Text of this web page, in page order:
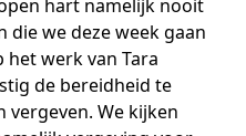
hart namelijk nooit
we deze week gaan
werk van Tara
de bereidheid te
We kijken